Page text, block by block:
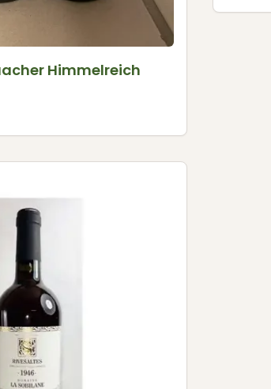
Himmelreich